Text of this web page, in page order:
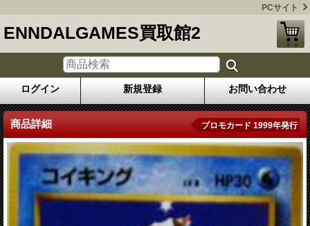
PCサイト
ENNDALGAMES買取館2
ログイン 新規登録 お問い合わせ
商品詳細 プロモカード 1999年発行